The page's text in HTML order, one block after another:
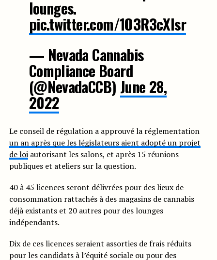
lounges.
pic.twitter.com/1O3R3cXIsr
— Nevada Cannabis
Compliance Board
(@NevadaCCB) June 28,
2022
Le conseil de régulation a approuvé la réglementation
un an après que les législateurs aient adopté un projet
de loiautorisant les salons, et après 15 réunions
publiques et ateliers sur la question.
40 à 45 licences seront délivrées pour des lieux de
consommation rattachés à des magasins de cannabis
déjà existants et 20 autres pour des lounges
indépendants.
Dix de ces licences seraient assorties de frais réduits
pour les candidats à l’équité sociale ou pour des